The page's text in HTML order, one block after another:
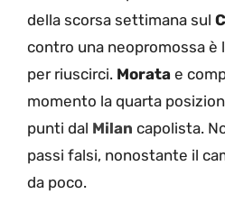
della scorsa settimana sul
contro una neopromossa è
per riuscirci. Morata e
momento la quarta
punti dal Milan capolista.
passi falsi, nonostante il
da poco.